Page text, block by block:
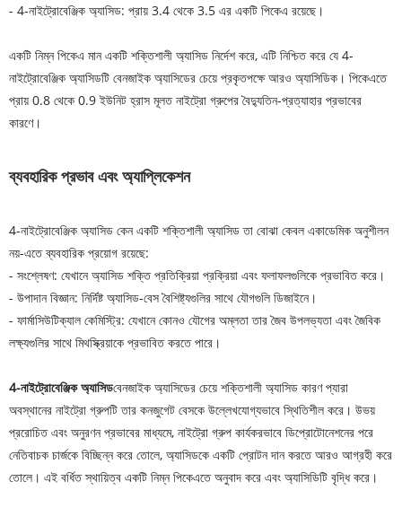
- 4-নাইট্রোবেঞ্জিক অ্যাসিড: প্রায় 3.4 থেকে 3.5 এর একটি পিকেএ রয়েছে।
একটি নিম্ন পিকেএ মান একটি শক্তিশালী অ্যাসিড নির্দেশ করে, এটি নিশ্চিত করে যে 4-
নাইট্রোবেঞ্জিক অ্যাসিডটি বেনজাইক অ্যাসিডের চেয়ে প্রকৃতপক্ষে আরও অ্যাসিডিক। পিকেএতে
প্রায় 0.8 থেকে 0.9 ইউনিট হ্রাস মূলত নাইট্রো গ্রুপের বৈদ্যুতিন-প্রত্যাহার প্রভাবের
কারণে।
ব্যবহারিক প্রভাব এবং অ্যাপ্লিকেশন
4-নাইট্রোবেঞ্জিক অ্যাসিড কেন একটি শক্তিশালী অ্যাসিড তা বোঝা কেবল একাডেমিক অনুশীলন
নয়-এতে ব্যবহারিক প্রয়োগ রয়েছে:
- সংশ্লেষণ: যেখানে অ্যাসিড শক্তি প্রতিক্রিয়া প্রক্রিয়া এবং ফলাফলগুলিকে প্রভাবিত করে।
- উপাদান বিজ্ঞান: নির্দিষ্ট অ্যাসিড-বেস বৈশিষ্ট্যগুলির সাথে যৌগগুলি ডিজাইনে।
- ফার্মাসিউটিক্যাল কেমিস্ট্রি: যেখানে কোনও যৌগের অম্লতা তার জৈব উপলভ্যতা এবং জৈবিক
লক্ষ্যগুলির সাথে মিথস্ক্রিয়াকে প্রভাবিত করতে পারে।
4-নাইট্রোবেঞ্জিক অ্যাসিডবেনজাইক অ্যাসিডের চেয়ে শক্তিশালী অ্যাসিড কারণ প্যারা
অবস্থানের নাইট্রো গ্রুপটি তার কনজুগেট বেসকে উল্লেখযোগ্যভাবে স্থিতিশীল করে। উভয়
প্ররোচিত এবং অনুরণন প্রভাবের মাধ্যমে, নাইট্রো গ্রুপ কার্যকরভাবে ডিপ্রোটোনেশনের পরে
নেতিবাচক চার্জকে বিচ্ছিন্ন করে তোলে, অ্যাসিডকে একটি প্রোটন দান করতে আরও আগ্রহী করে
তোলে। এই বর্ধিত স্থায়িত্ব একটি নিম্ন পিকেএতে অনুবাদ করে এবং অ্যাসিডিটি বৃদ্ধি করে।